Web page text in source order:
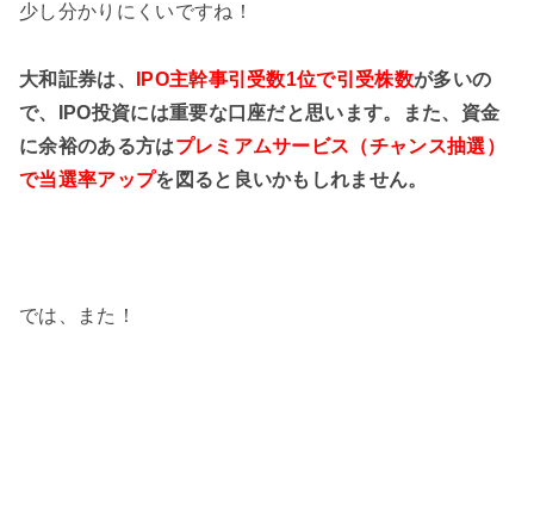
少し分かりにくいですね！
大和証券は、 IPO主幹事引受数1位で引受株数が多いの
で、IPO投資には重要な口座だと思います。また、資金
に余裕のある方はプレミアムサービス（チャンス抽選）
で当選率アップを図ると良いかもしれません。
では、また！